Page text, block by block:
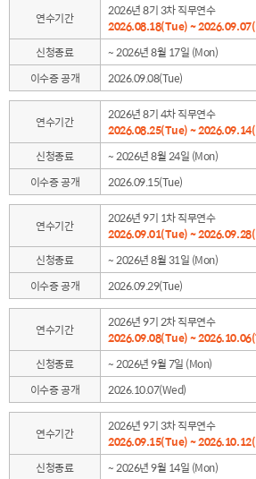
연수기간
2026년 8기 3차 직무연수
2026.08.18(Tue) ~
신청종료
~ 2026년 8월 17일 (Mon)
이수증 공개
2026.09.08(Tue)
연수기간
2026년 8기 4차 직무연수
2026.08.25(Tue) ~
신청종료
~ 2026년 8월 24일 (Mon)
이수증 공개
2026.09.15(Tue)
연수기간
2026년 9기 1차 직무연수
2026.09.01(Tue) ~
신청종료
~ 2026년 8월 31일 (Mon)
이수증 공개
2026.09.29(Tue)
연수기간
2026년 9기 2차 직무연수
2026.09.08(Tue) ~
신청종료
~ 2026년 9월 7일 (Mon)
이수증 공개
2026.10.07(Wed)
연수기간
2026년 9기 3차 직무연수
2026.09.15(Tue) ~
신청종료
~ 2026년 9월 14일 (Mon)